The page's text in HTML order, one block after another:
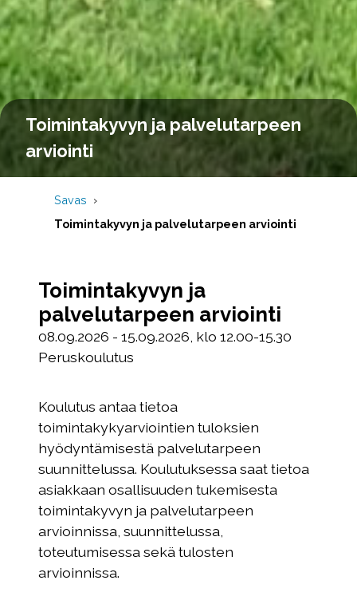
Toimintakyvyn ja palvelutarpeen
arviointi
Savas
Toimintakyvyn ja palvelutarpeen arviointi
Toimintakyvyn ja
palvelutarpeen arviointi
08.09.2026 - 15.09.2026, klo 12.00-15.30
Peruskoulutus
Koulutus antaa tietoa
toimintakykyarviointien tuloksien
hyödyntämisestä palvelutarpeen
suunnittelussa. Koulutuksessa saat tietoa
asiakkaan osallisuuden tukemisesta
toimintakyvyn ja palvelutarpeen
arvioinnissa, suunnittelussa,
toteutumisessa sekä tulosten
arvioinnissa.